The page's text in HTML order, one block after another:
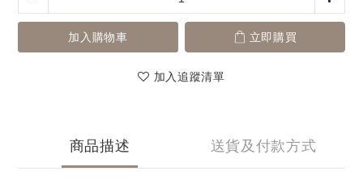
加入購物車 立即購買
加入追蹤清單
商品描述 送貨及付款方式